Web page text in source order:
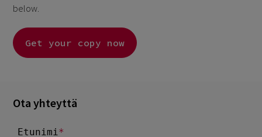
below.
Get your copy now
Ota yhteyttä